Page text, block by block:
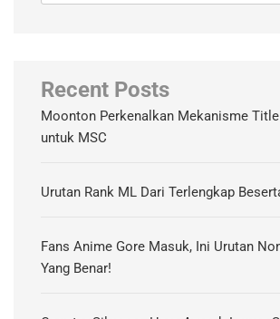
Recent Posts
Moonton Perkenalkan Mekanisme
untuk MSC
Urutan Rank ML Dari Terlengkap
Fans Anime Gore Masuk, Ini Urutan
Yang Benar!